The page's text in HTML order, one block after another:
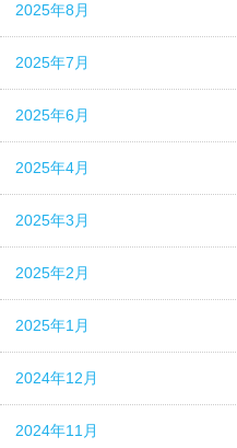
2025年8月
2025年7月
2025年6月
2025年4月
2025年3月
2025年2月
2025年1月
2024年12月
2024年11月